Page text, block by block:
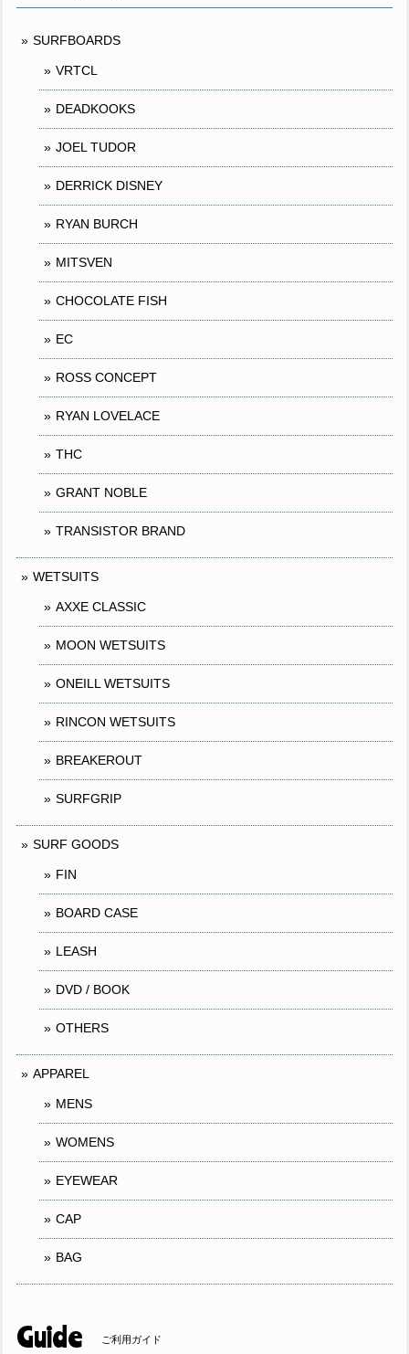
SURFBOARDS
VRTCL
DEADKOOKS
JOEL TUDOR
DERRICK DISNEY
RYAN BURCH
MITSVEN
CHOCOLATE FISH
EC
ROSS CONCEPT
RYAN LOVELACE
THC
GRANT NOBLE
TRANSISTOR BRAND
WETSUITS
AXXE CLASSIC
MOON WETSUITS
ONEILL WETSUITS
RINCON WETSUITS
BREAKEROUT
SURFGRIP
SURF GOODS
FIN
BOARD CASE
LEASH
DVD / BOOK
OTHERS
APPAREL
MENS
WOMENS
EYEWEAR
CAP
BAG
Guide ご利用ガイド